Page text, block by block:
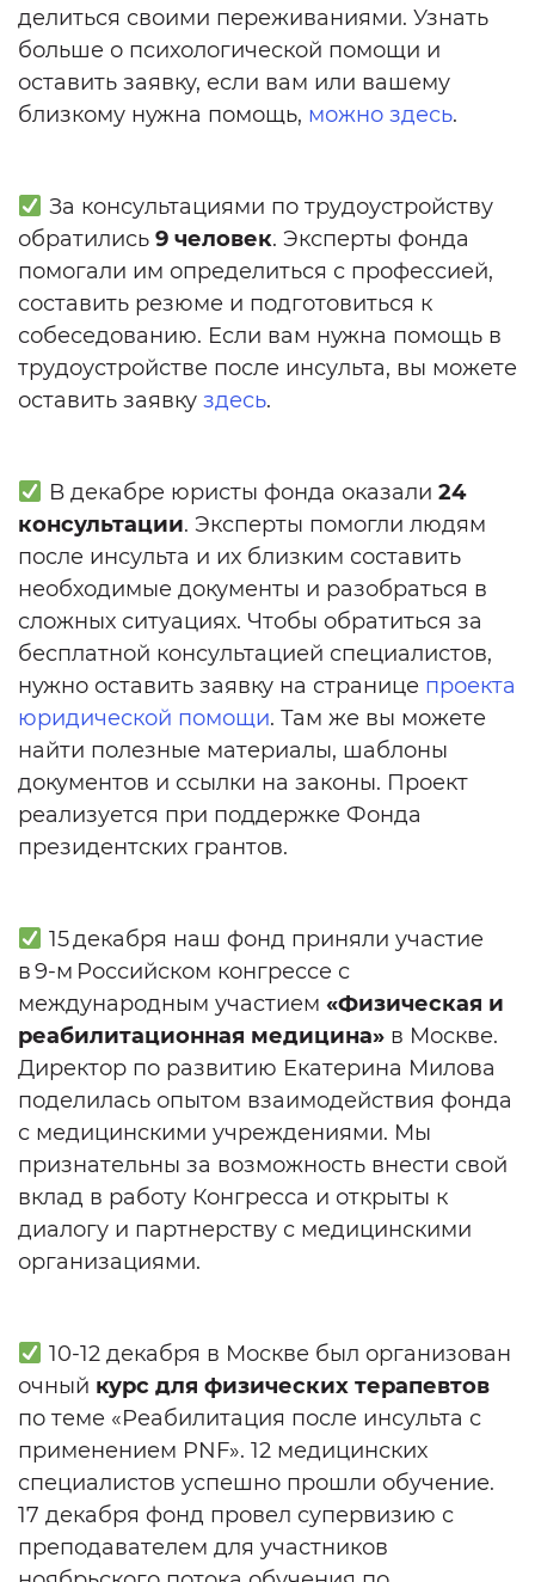
делиться своими переживаниями. Узнать
больше о психологической помощи и
оставить заявку, если вам или вашему
близкому нужна помощь, можно здесь.
За консультациями по трудоустройству
обратились 9 человек. Эксперты фонда
помогали им определиться с профессией,
составить резюме и подготовиться к
собеседованию. Если вам нужна помощь в
трудоустройстве после инсульта, вы можете
оставить заявку здесь.
В декабре юристы фонда оказали 24
консультации. Эксперты помогли людям
после инсульта и их близким составить
необходимые документы и разобраться в
сложных ситуациях. Чтобы обратиться за
бесплатной консультацией специалистов,
нужно оставить заявку на странице проекта
юридической помощи. Там же вы можете
найти полезные материалы, шаблоны
документов и ссылки на законы. Проект
реализуется при поддержке Фонда
президентских грантов.
15 декабря наш фонд приняли участие
в 9-м Российском конгрессе с
международным участием «Физическая и
реабилитационная медицина» в Москве.
Директор по развитию Екатерина Милова
поделилась опытом взаимодействия фонда
с медицинскими учреждениями. Мы
признательны за возможность внести свой
вклад в работу Конгресса и открыты к
диалогу и партнерству с медицинскими
организациями.
10-12 декабря в Москве был организован
очный курс для физических терапевтов
по теме «Реабилитация после инсульта с
применением PNF». 12 медицинских
специалистов успешно прошли обучение.
17 декабря фонд провел супервизию с
преподавателем для участников